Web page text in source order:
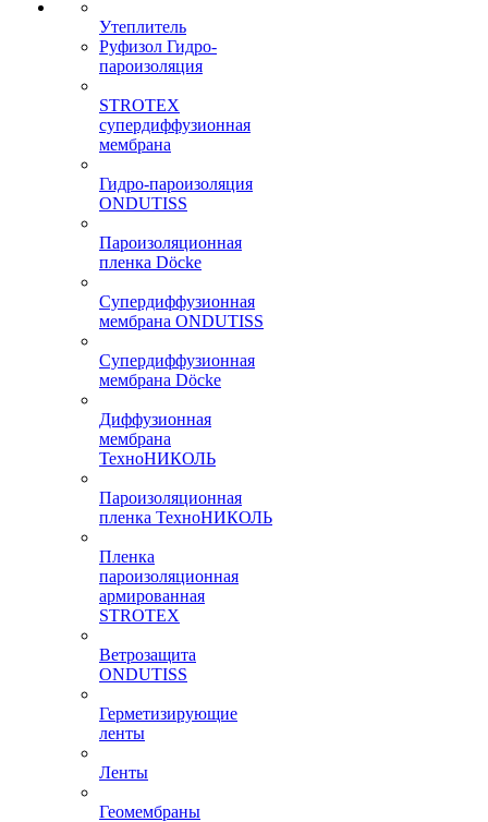
Утеплитель
Руфизол Гидро-
пароизоляция
STROTEX
супердиффузионная
мембрана
Гидро-пароизоляция
ONDUTISS
Пароизоляционная
пленка Döcke
Супердиффузионная
мембрана ONDUTISS
Супердиффузионная
мембрана Döcke
Диффузионная
мембрана
ТехноНИКОЛЬ
Пароизоляционная
пленка ТехноНИКОЛЬ
Пленка
пароизоляционная
армированная
STROTEX
Ветрозащита
ONDUTISS
Герметизирующие
ленты
Ленты
Геомембраны